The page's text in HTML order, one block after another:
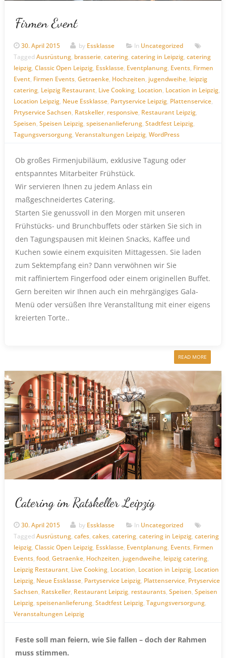
Firmen Event
30. April 2015 by Essklasse In Uncategorized
Tagged Ausrüstung, brasserie, catering, catering in Leipzig, catering
leipzig, Classic Open Leipzig, Essklasse, Eventplanung, Events, Firmen
Event, Firmen Events, Getraenke, Hochzeiten, jugendweihe, leipzig
catering, Leipzig Restaurant, Live Cooking, Location, Location in Leipzig,
Location Leipzig, Neue Essklasse, Partyservice Leipzig, Plattenservice,
Prtyservice Sachsen, Ratskeller, responsive, Restaurant Leipzig,
Speisen, Speisen Leipzig, speisenanlieferung, Stadtfest Leipzig,
Tagungsversorgung, Veranstaltungen Leipzig, WordPress
Ob großes Firmenjubiläum, exklusive Tagung oder
entspanntes Mitarbeiter Frühstück.
Wir servieren Ihnen zu jedem Anlass ein
maßgeschneidertes Catering.
Starten Sie genussvoll in den Morgen mit unseren
Frühstücks- und Brunchbuffets oder stärken Sie sich in
den Tagungspausen mit kleinen Snacks, Kaffee und
Kuchen sowie einem exquisiten Mittagessen. Sie laden
zum Sektempfang ein? Dann verwöhnen wir Sie
mit raffiniertem Fingerfood oder einem originellen Buffet.
Gern bereiten wir Ihnen auch ein mehrgängiges Gala-
Menü oder versüßen Ihre Veranstalltung mit einer eigens
kreierten Torte..
READ MORE
Catering im Ratskeller Leipzig
30. April 2015 by Essklasse In Uncategorized
Tagged Ausrüstung, cafes, cakes, catering, catering in Leipzig, catering
leipzig, Classic Open Leipzig, Essklasse, Eventplanung, Events, Firmen
Events, food, Getraenke, Hochzeiten, jugendweihe, leipzig catering,
Leipzig Restaurant, Live Cooking, Location, Location in Leipzig, Location
Leipzig, Neue Essklasse, Partyservice Leipzig, Plattenservice, Prtyservice
Sachsen, Ratskeller, Restaurant Leipzig, restaurants, Speisen, Speisen
Leipzig, speisenanlieferung, Stadtfest Leipzig, Tagungsversorgung,
Veranstaltungen Leipzig
Feste soll man feiern, wie Sie fallen – doch der Rahmen
muss stimmen.